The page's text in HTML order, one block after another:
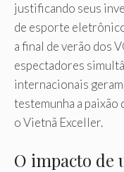
justificando seus
de esporte
a final de verão dos
espectadores
internacionais
testemunha a paixão
o Vietnã Exceller.
O impacto de